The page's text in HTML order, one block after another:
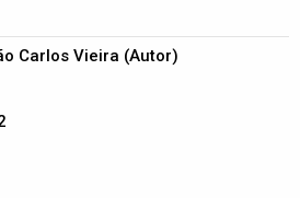
Carlos Vieira (Autor)